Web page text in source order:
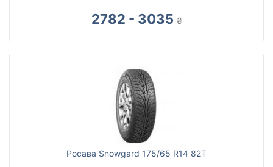
2782 - 3035 ₴
Росава Snowgard 175/65 R14 82T